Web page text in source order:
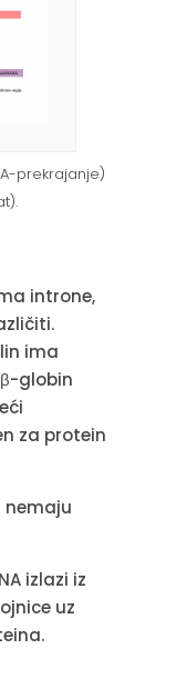
prekrajanje)
introne,
ima
globin
za protein
nemaju
izlazi iz
uz